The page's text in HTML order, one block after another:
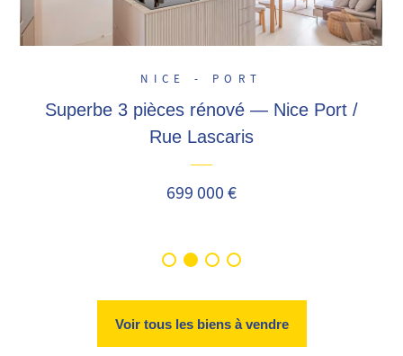
NICE - PORT
Superbe 3 pièces rénové — Nice Port /
Rue Lascaris
699 000 €
Voir tous les biens à vendre